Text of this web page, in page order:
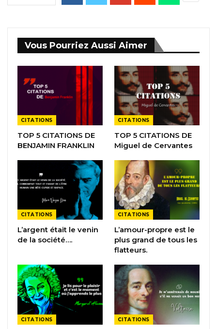
Vous Pourriez Aussi Aimer
CITATIONS
TOP 5 CITATIONS DE
BENJAMIN FRANKLIN
CITATIONS
TOP 5 CITATIONS DE
Miguel de Cervantes
CITATIONS
L’argent était le venin
de la société….
CITATIONS
L’amour-propre est le
plus grand de tous les
flatteurs.
CITATIONS CITATIONS